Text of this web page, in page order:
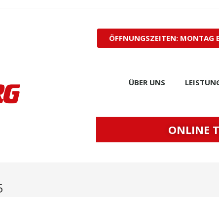
ÖFFNUNGSZEITEN: MONTAG
ÜBER UNS
ONLINE